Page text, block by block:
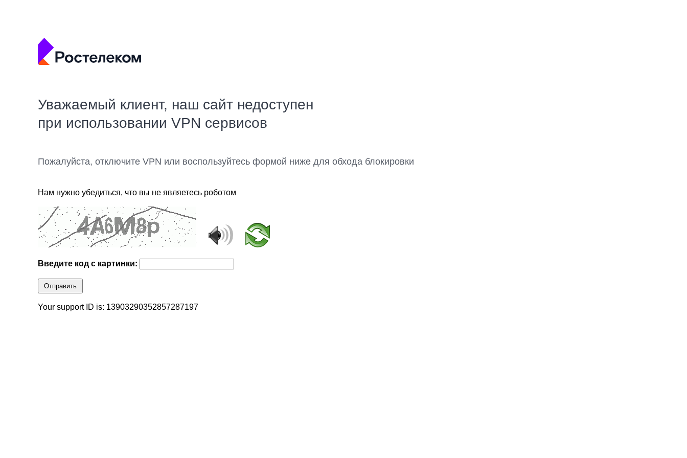
Уважаемый клиент, наш сайт недоступен
при использовании VPN сервисов
Пожалуйста, отключите VPN или воспользуйтесь формой ниже для обхода блокировки
Нам нужно убедиться, что вы не являетесь роботом
Введите код с картинки:
Отправить
Your support ID is: 13903290352857287197